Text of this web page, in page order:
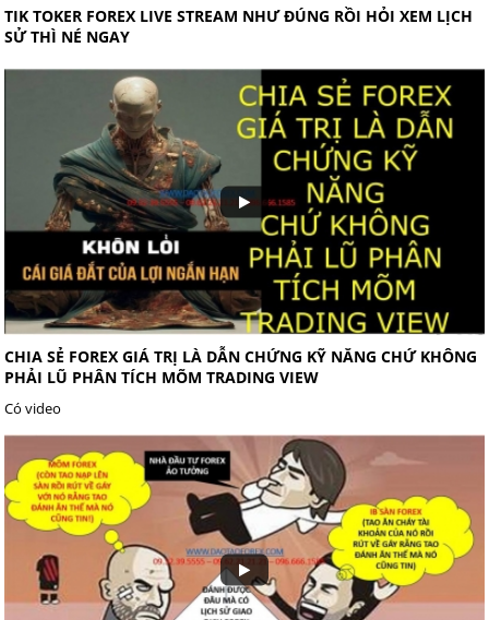
TIK TOKER FOREX LIVE STREAM NHƯ ĐÚNG RỒI HỎI XEM LỊCH
SỬ THÌ NÉ NGAY
CHIA SẺ FOREX GIÁ TRỊ LÀ DẪN CHỨNG KỸ NĂNG CHỨ KHÔNG
PHẢI LŨ PHÂN TÍCH MÕM TRADING VIEW
Có video